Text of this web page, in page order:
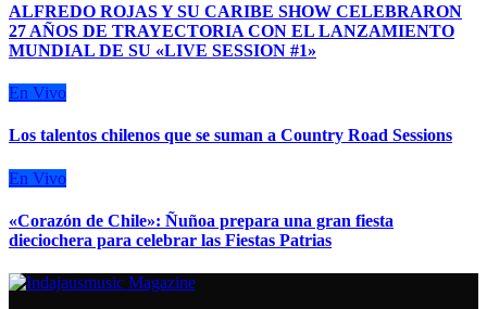
ALFREDO ROJAS Y SU CARIBE SHOW CELEBRARON
27 AÑOS DE TRAYECTORIA CON EL LANZAMIENTO
MUNDIAL DE SU «LIVE SESSION #1»
En Vivo
Los talentos chilenos que se suman a Country Road Sessions
En Vivo
«Corazón de Chile»: Ñuñoa prepara una gran fiesta
dieciochera para celebrar las Fiestas Patrias